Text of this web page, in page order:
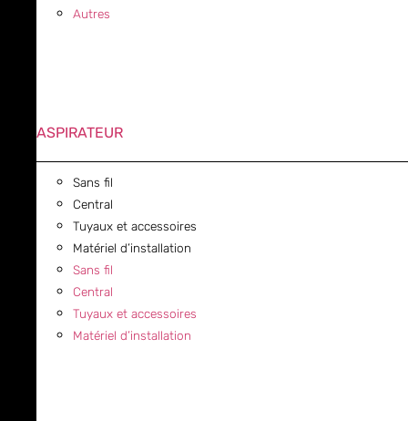
Autres
ASPIRATEUR
Sans fil
Central
Tuyaux et accessoires
Matériel d’installation
Sans fil
Central
Tuyaux et accessoires
Matériel d’installation